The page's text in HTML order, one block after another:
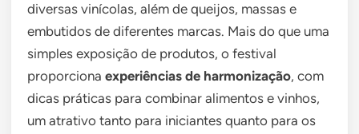
diversas vinícolas, além de queijos, massas e
embutidos de diferentes marcas. Mais do que uma
simples exposição de produtos, o festival
proporciona experiências de harmonização, com
dicas práticas para combinar alimentos e vinhos,
um atrativo tanto para iniciantes quanto para os